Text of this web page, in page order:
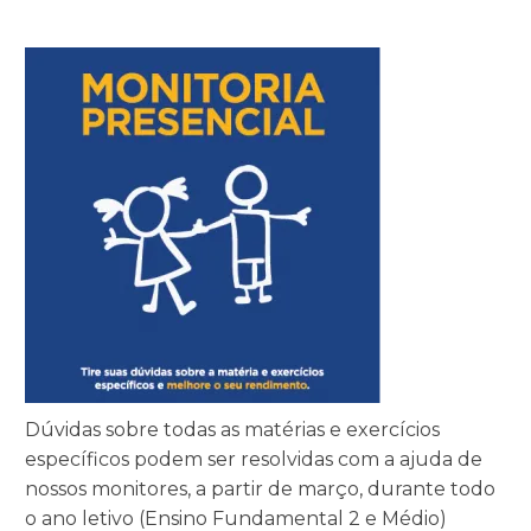
Dúvidas sobre todas as matérias e exercícios
específicos podem ser resolvidas com a ajuda de
nossos monitores, a partir de março, durante todo
o ano letivo (Ensino Fundamental 2 e Médio)